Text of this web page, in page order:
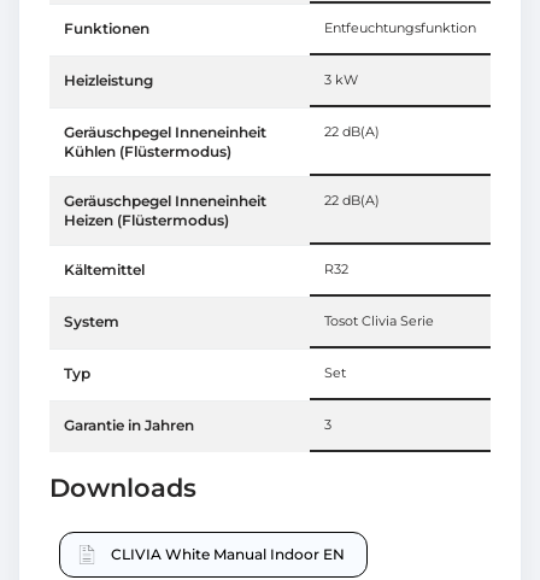
Funktionen Entfeuchtungsfunktion
Heizleistung 3 kW
Geräuschpegel Inneneinheit
Kühlen (Flüstermodus)
22 dB(A)
Geräuschpegel Inneneinheit
Heizen (Flüstermodus)
22 dB(A)
Kältemittel R32
System Tosot Clivia Serie
Typ Set
Garantie in Jahren 3
Downloads
CLIVIA White Manual Indoor EN